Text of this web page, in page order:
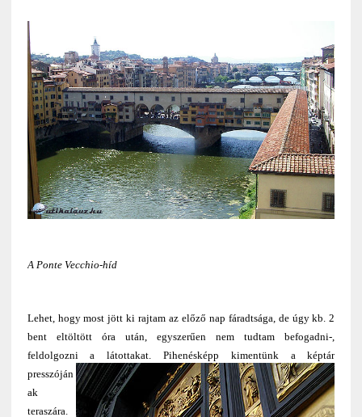
A Ponte Vecchio-híd
Lehet, hogy most jött ki rajtam az előző nap fáradtsága, de úgy kb. 2
bent eltöltött óra után, egyszerűen nem tudtam befogadni-,
feldolgozni a látottakat . Pihenésképp kimentünk a képtár
presszóján
ak
teraszára.